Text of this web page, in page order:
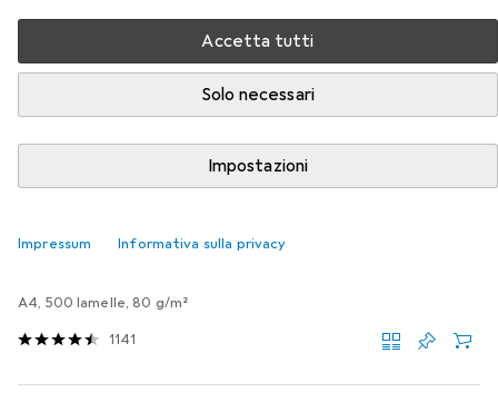
Accetta tutti
Solo necessari
Impostazioni
Impressum Informativa sulla privacy
DuraBrite Ultra Multipack della categoria Carta.
SCONTO SULLA QUANTITÀ
EUR
5,80
A4, 500 lamelle, 80 g/m²
1141